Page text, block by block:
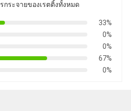
กระจายของเรตติ้งทั้งหมด
33%
0%
0%
67%
0%